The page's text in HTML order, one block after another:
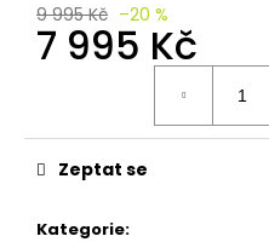
9 995 Kč –20 %
7 995 Kč
Kategorie:
Zeptat se